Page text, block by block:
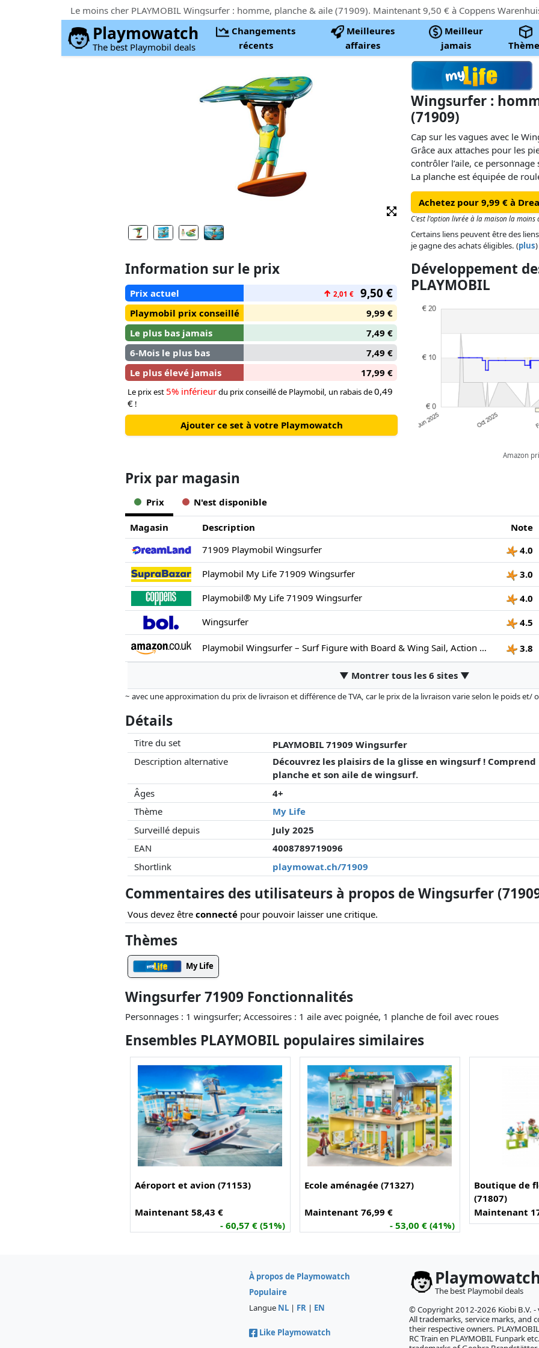
Playmowatch
The best Playmobil deals
Changements
récents
Meilleures
affaires
Meilleur
jamais
Wingsurfer :
(71909)
Cap sur les vagues avec le
Grâce aux attaches pour les
contrôler l’aile, ce
La planche est équipée de
permettant de reproduire les
Que ce soit pour fendre des
figures, ce set PLAYMOBIL
nautiques palpitantes à la
Achetez pour 9,99 € à
C'est l'option livrée à la maison la moins
Certains liens peuvent être des
je gagne des achats éligibles. (plus)
Information sur le prix
Prix actuel ↑ 2,01 € 9,50 €
Playmobil prix conseillé
9,99 €
Le plus bas jamais
7,49 €
6-Mois le plus bas
7,49 €
Le plus élevé jamais
17,99 €
Le prix est 5% inférieurdu prix conseillé de Playmobil, un rabais de0,49
€ !
Ajouter ce set à votre Playmowatch
Développement
PLAYMOBIL
Amazon
Prix ​​par magasin
Prix N'est disponible
Magasin Description
Note
71909 Playmobil Wingsurfer
4.0
Playmobil My Life 71909 Wingsurfer
3.0
Playmobil® My Life 71909 Wingsurfer
4.0
Wingsurfer
4.5
Playmobil Wingsurfer – Surf Figure with Board & Wing Sail, Action Water Sports Playset for Kids Ages 4+ 3.8
▼ Montrer tous les 6 sites ▼
~ avec une approximation du prix de livraison et différence de TVA, car le prix de la livraison varie selon le poids et/
aucune influence sur celui-ci. Ce n'est qu'à prix égaux que les réalisations historiques peuvent influencer l'ordre.
Détails
Titre du set
PLAYMOBIL 71909 Wingsurfer
Description alternative
Découvrez les plaisirs de la glisse en wingsurf !
planche et son aile de wingsurf.
Âges
4+
Thème
My Life
Surveillé depuis
July 2025
EAN
4008789719096
Shortlink
playmowat.ch/71909
Commentaires des utilisateurs à propos de Wingsurfer
Vous devez être connecté pour pouvoir laisser une critique.
Thèmes
My Life
Wingsurfer 71909 Fonctionnalités
Personnages : 1 wingsurfer; Accessoires : 1 aile avec poignée, 1 planche de foil avec roues
Ensembles PLAYMOBIL populaires similaires
Aéroport et avion (71153)
Maintenant 58,43 €
- 60,57 € (51%)
Ecole aménagée (71327)
Maintenant 76,99 €
- 53,00 € (41%)
Boutique de
(71807)
Maintenant
À propos de Playmowatch
Populaire
Langue NL | FR | EN
Like Playmowatch
The best Playmobil deals
© Copyright 2012-2026 Kiobi B.V.
All trademarks, service marks, and
their respective owners.
RC Train en PLAYMOBIL Funpark